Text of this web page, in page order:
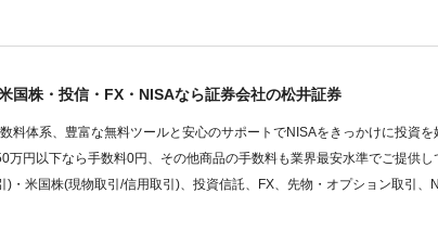
国株・投信・FX・NISAなら証券会社の松井証券
料体系、豊富な無料ツールと安心のサポートでNISAをきっかけに投資を
万円以下なら手数料0円、その他商品の手数料も業界最安水準でご提供
)・米国株(現物取引/信用取引)、投資信託、FX、先物・オプション取引、